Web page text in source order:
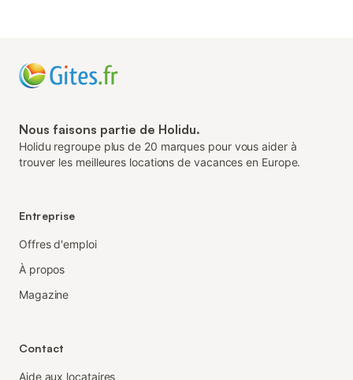
Nous faisons partie de Holidu.
Holidu regroupe plus de 20 marques pour vous aider à
trouver les meilleures locations de vacances en Europe.
Entreprise
Offres d'emploi
À propos
Magazine
Contact
Aide aux locataires